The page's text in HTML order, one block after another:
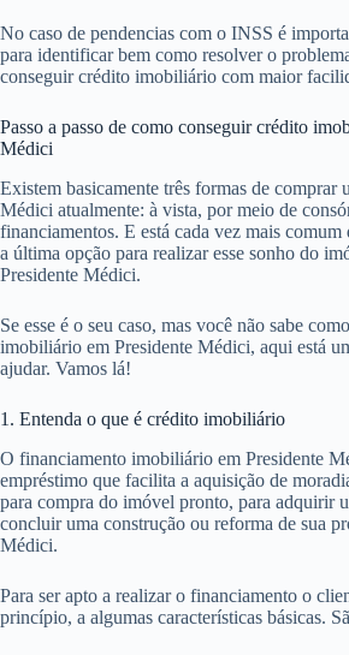
No caso de pendencias com o INSS é
para identificar bem como resolver o
conseguir crédito imobiliário com maior
Passo a passo de como conseguir crédito
Médici
Existem basicamente três formas de comprar
Médici atualmente: à vista, por meio de
financiamentos. E está cada vez mais comum
a última opção para realizar esse sonho do
Presidente Médici.
Se esse é o seu caso, mas você não sabe
imobiliário em Presidente Médici, aqui está
ajudar. Vamos lá!
1. Entenda o que é crédito imobiliário
O financiamento imobiliário em Presidente
empréstimo que facilita a aquisição de
para compra do imóvel pronto, para adquirir
concluir uma construção ou reforma de sua
Médici.
Para ser apto a realizar o financiamento o
princípio, a algumas características básicas.